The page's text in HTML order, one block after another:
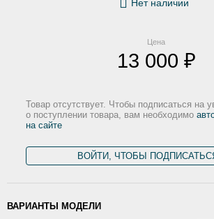
Нет наличии
Цена
13 000 ₽
Товар отсутствует. Чтобы подписаться на
о поступлении товара, вам необходимо
на сайте
ВОЙТИ, ЧТОБЫ
ВАРИАНТЫ МОДЕЛИ